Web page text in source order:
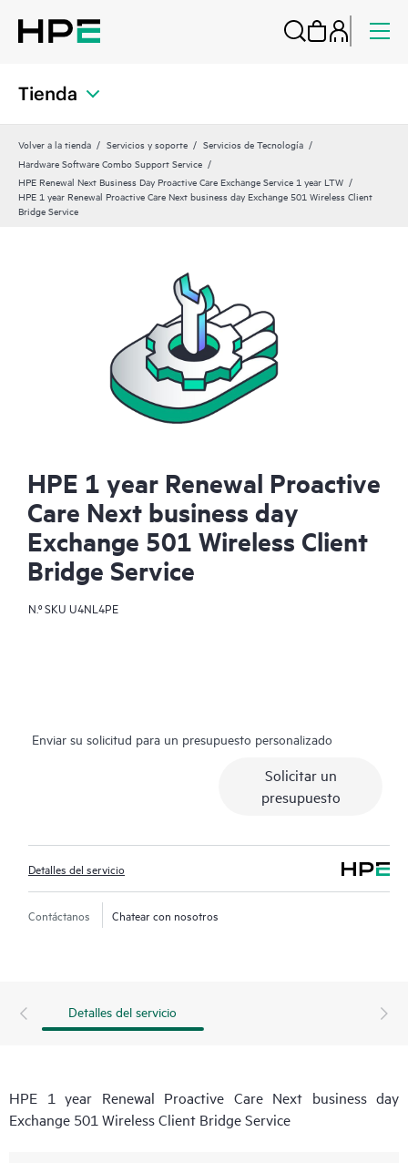
Tienda
Volver a la tienda Servicios y soporte
Servicios de Tecnología
Hardware Software Combo Support Service
HPE Renewal Next Business Day Proactive Care Exchange Service 1 year LTW
HPE 1 year Renewal Proactive Care Next business day Exchange 501 Wireless Client
Bridge Service
HPE 1 year Renewal Proactive
Care Next business day
Exchange 501 Wireless Client
Bridge Service
N.º SKU U4NL4PE
Enviar su solicitud para un presupuesto personalizado
Solicitar un
presupuesto
Detalles del servicio
Contáctanos Chatear con nosotros
Detalles del servicio
HPE 1 year Renewal Proactive Care Next business day
Exchange 501 Wireless Client Bridge Service